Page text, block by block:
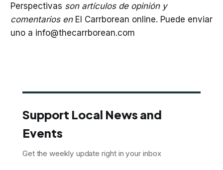
Perspectivas son artículos de opinión y
comentarios en El Carrborean online. Puede enviar
uno a info@thecarrborean.com
Support Local News and
Events
Get the weekly update right in your inbox